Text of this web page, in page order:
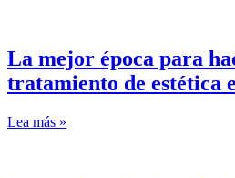
La mejor época para
tratamiento de estética
Lea más »